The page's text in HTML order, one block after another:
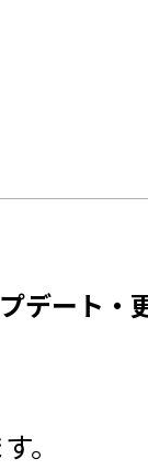
デート・
。